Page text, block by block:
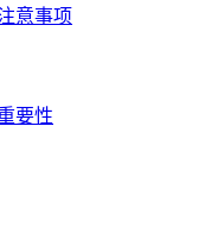
意事项
要性